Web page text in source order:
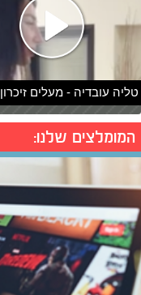
טליה עובדיה - מעלים זיכרון
המומלצים שלנו: